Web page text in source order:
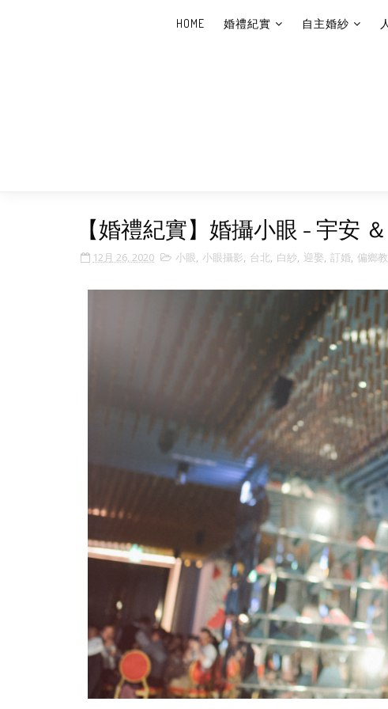
HOME 婚禮紀實 自主婚紗
【婚禮紀實】婚攝小眼 - 宇安
12月 26, 2020 小眼, 小眼攝影, 台北, 白紗, 迎娶, 訂婚, 偏鄉